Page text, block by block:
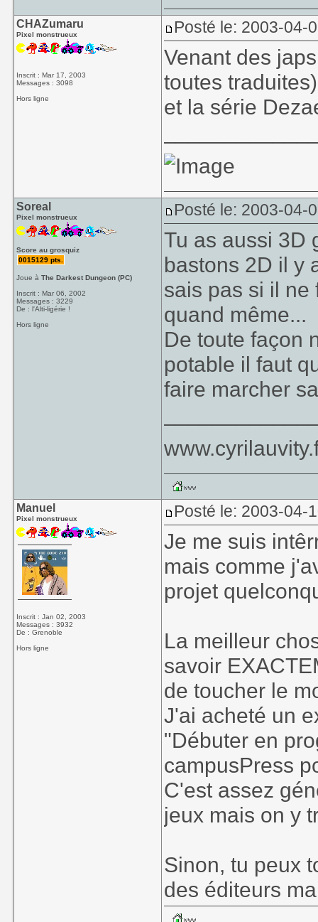
CHAZumaru
Pixel monstrueux
Inscrit : Mar 17, 2003
Messages : 3098
Hors ligne
Posté le: 2003-04-
Venant des
toutes
et la série
Soreal
Pixel monstrueux
Score au grosquiz
0015129 pts.
Joue àThe Darkest Dungeon (PC)
Inscrit : Mar 06, 2002
Messages : 3229
De : l'Alti-ligérie !
Hors ligne
Posté le: 2003-04-
Tu as aussi 3D
bastons 2D il y
sais pas si il ne
quand même...
De toute façon
potable il faut
faire marcher
Manuel
Pixel monstrueux
Inscrit : Jan 02, 2003
Messages : 3932
De : Grenoble
Hors ligne
Posté le: 2003-04-
Je me suis
mais comme
projet
La meilleur
savoir
de toucher le
J'ai acheté un
"Débuter en
campusPress
C'est assez
jeux mais on y
Sinon, tu peux
des éditeurs